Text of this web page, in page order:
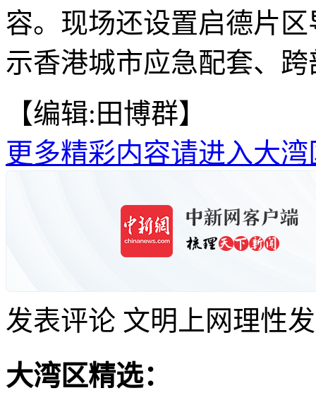
容。现场还设置启德片
示香港城市应急配套、
【编辑:田博群】
更多精彩内容请进入大湾
发表评论 文明上网理性
大湾区精选：